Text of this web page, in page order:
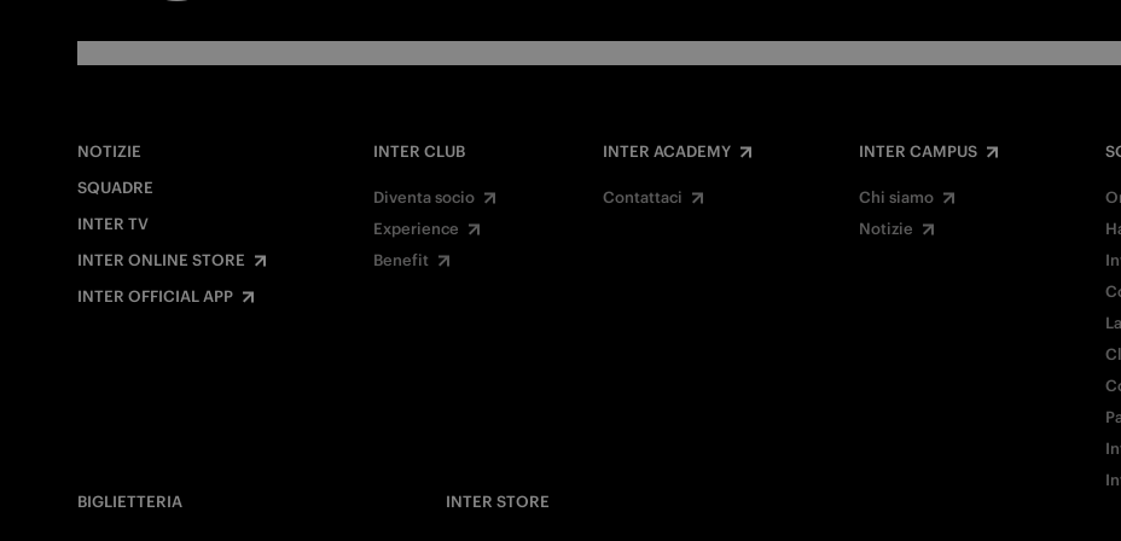
NOTIZIE
SQUADRE
INTER TV
INTER ONLINE STORE
INTER OFFICIAL APP
INTER CLUB
Diventa socio
Experience
Benefit
INTER ACADEMY
Contattaci
INTER CAMPUS
Chi siamo
Notizie
BIGLIETTERIA
INTER STORE